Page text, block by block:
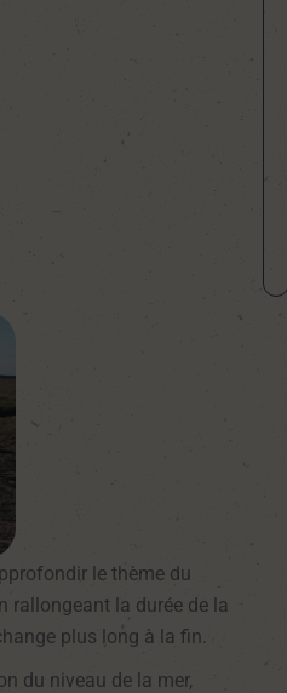
le thème du
rallongeant la durée de la
plus long à la fin.
du niveau de la mer,